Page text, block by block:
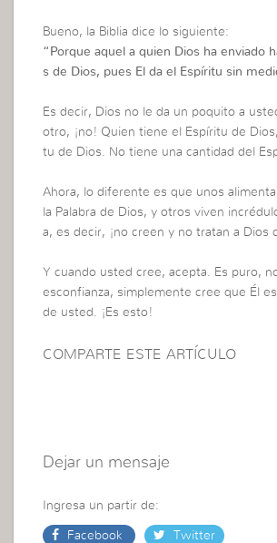
Bueno, la Biblia dice lo siguiente:
“ Porque aquel a quien Dios ha enviado
s de Dios, pues El da el Espíritu sin
Es decir, Dios no le da un poquito a
otro, ¡no! Quien tiene el Espíritu de
tu de Dios. No tiene una cantidad del
Ahora, lo diferente es que unos
la Palabra de Dios, y otros viven
a, es decir, ¡no creen y no tratan a Dios
Y cuando usted cree, acepta. Es puro,
esconfianza, simplemente cree que Él
de usted. ¡Es esto!
COMPARTE ESTE ARTÍCULO
Dejar un mensaje
Ingresa un partir de:
Facebook Twitter